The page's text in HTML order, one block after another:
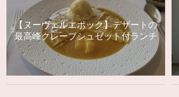
【ヌーヴェルエポック】デザートの
最高峰クレープシュゼット付ランチ